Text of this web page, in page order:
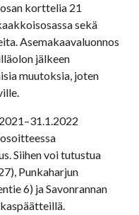
korttelia 21
sekä
Asemakaavaluonnos
jälkeen
muutoksia, joten
Siihen voi tutustua
Punkaharjun
6) ja Savonrannan